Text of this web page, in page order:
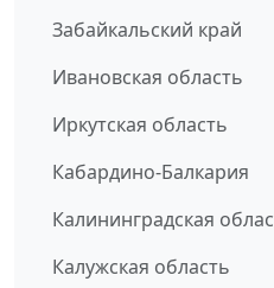
Забайкальский край
Ивановская область
Иркутская область
Кабардино-Балкария
Калининградская
Калужская область